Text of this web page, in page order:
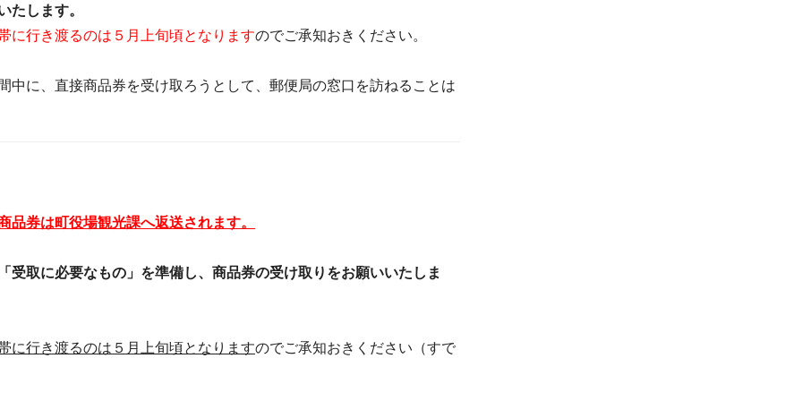
たします。
に行き渡るのは５月上旬頃となりますのでご承知おきください。
中に、直接商品券を受け取ろうとして、郵便局の窓口を訪ねることは
券は町役場観光課へ返送されます。
取に必要なもの」を準備し、商品券の受け取りをお願いいたしま
に行き渡るのは５月上旬頃となりますのでご承知おきください（すで